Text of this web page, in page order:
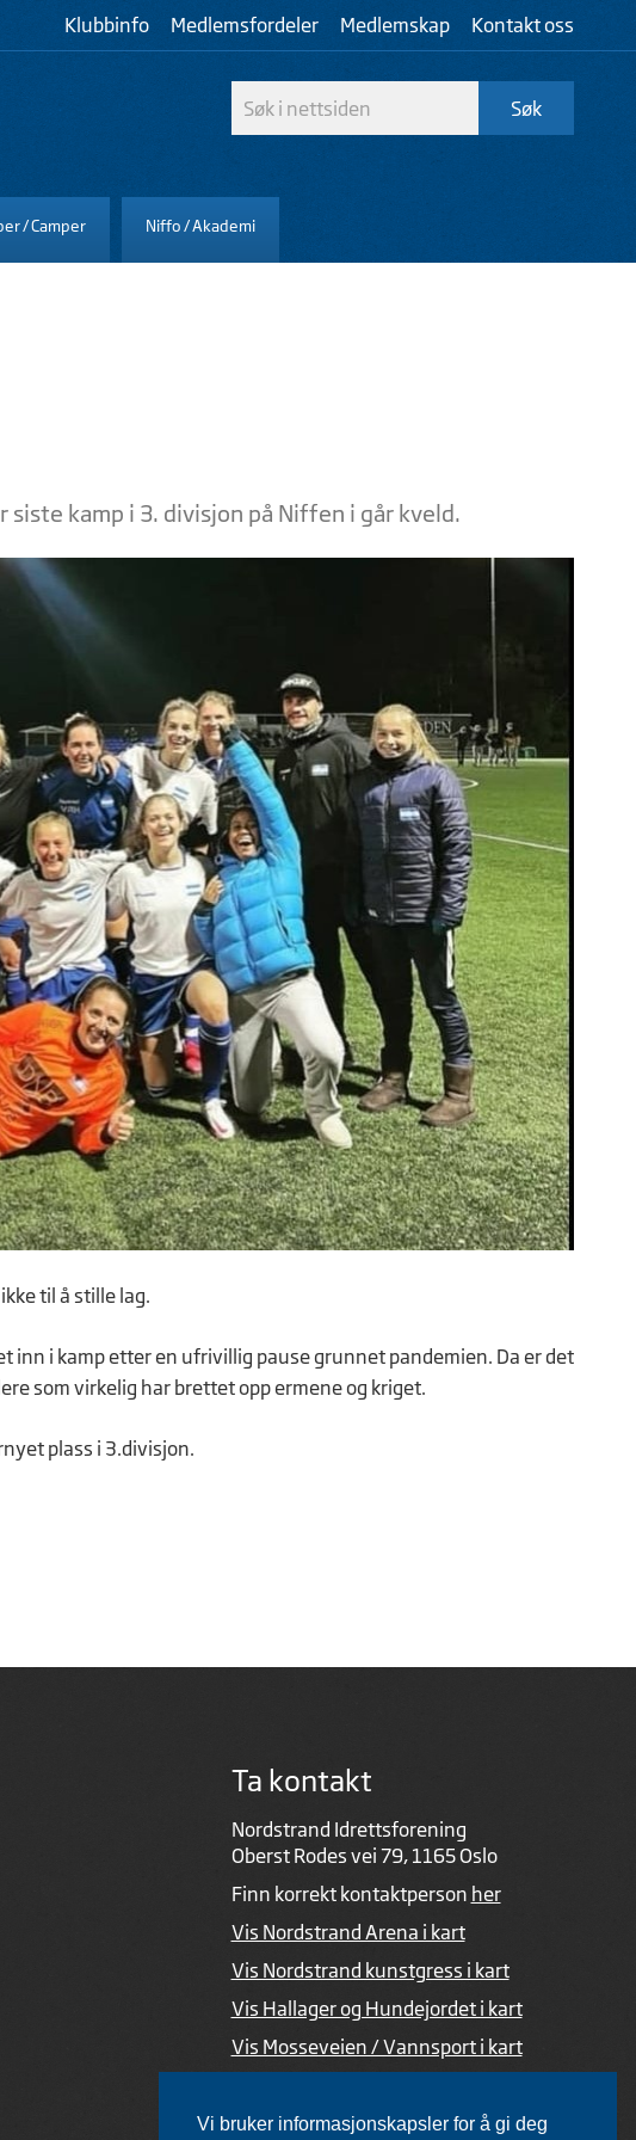
Vi bruker informasjonskapsler for å gi deg
Klubbinfo Medlemsfordeler Medlemskap Kontakt oss
/ Camper Niffo / Akademi
kamp i 3. divisjon på Niffen i går kveld.
til å stille lag.
i kamp etter en ufrivillig pause grunnet pandemien. Da er det
som virkelig har brettet opp ermene og kriget.
plass i 3.divisjon.
Ta kontakt
Nordstrand Idrettsforening
Oberst Rodes vei 79, 1165 Oslo
Finn korrekt kontaktperson her
Vis Nordstrand Arena i kart
Vis Nordstrand kunstgress i kart
Vis Hallager og Hundejordet i kart
Vis Mosseveien / Vannsport i kart